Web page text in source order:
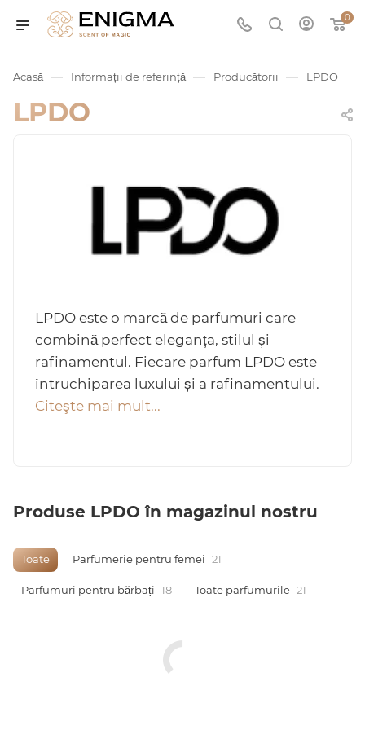
0
Acasă — Informații de referință — Producătorii — LPDO
LPDO
LPDO este o marcă de parfumuri care
combină perfect eleganța, stilul și
rafinamentul. Fiecare parfum LPDO este
întruchiparea luxului și a rafinamentului.
Citeşte mai mult...
Produse LPDO în magazinul nostru
Toate Parfumerie pentru femei 21
Parfumuri pentru bărbați 18 Toate parfumurile 21